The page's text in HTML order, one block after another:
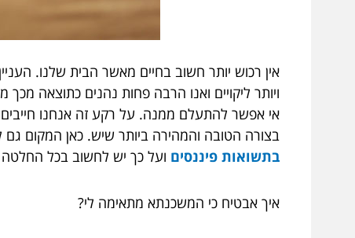
אין רכוש יותר חשוב בחיים מאשר הבית שלנו.
ויותר ליקויים ואנו הרבה פחות נהנים כתוצאה
אי אפשר להתעלם ממנה. על רקע זה אנחנו
בצורה הטובה והמהירה ביותר שיש. כאן המקום גם
בתשואות פיננסים ועל כך יש לחשוב בכל
איך אבטיח כי המשכנתא מתאימה לי?